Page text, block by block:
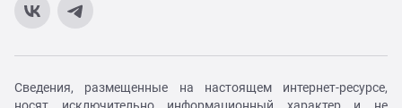
Сведения, размещенные на настоящем интернет-ресурсе,
носят исключительно информационный характер и не